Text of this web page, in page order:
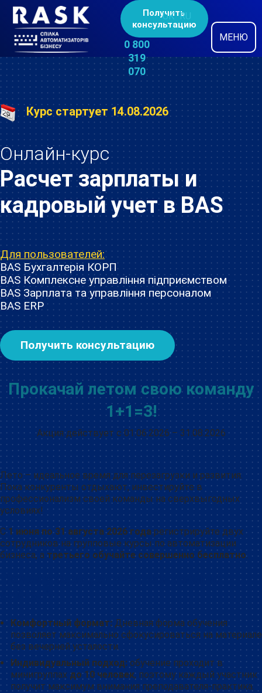
Получить
консультацию
0 800
319
070
UK RU
МЕНЮ
Курс стартует 14.08.2026
Онлайн-курс
Расчет зарплаты и
кадровый учет в BAS
Для пользователей:
BAS Бухгалтерія КОРП
BAS Комплексне управління підприємством
BAS Зарплата та управління персоналом
BAS ERP
Получить консультацию
Прокачай летом свою команду
1+1=3!
Акция действует с 01.06.2026 – 31.08.2026
Лето – идеальное время для перезагрузки и развития.
Пока конкуренты отдыхают, инвестируйте в
профессионализм своей команды на сверхвыгодных
условиях!
С1 июня по 31 августа 2026 годарегистрируйте двух
сотрудников на групповые курсы по автоматизации
бизнеса, а третьего обучайте совершенно бесплатно.
Почему следует учиться именно
сейчас?
Комфортный формат: Дневная форма обучения
позволяет максимально сфокусироваться на материале
без вечерней усталости.
Индивидуальный подход: обучение проходит в
минигруппах до 10 человек, поэтому каждый участник
получит максимум внимания преподавателя-практика.